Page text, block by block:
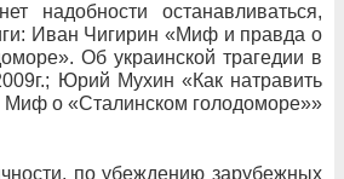
надобности останавливаться,
Иван Чигирин «Миф и правда о
Об украинской трагедии в
Юрий Мухин «Как натравить
Миф о «Сталинском голодоморе»»
по убеждению зарубежных